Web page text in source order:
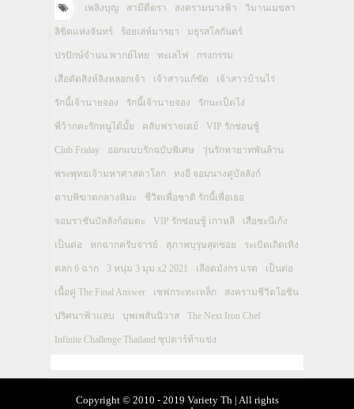
เพลิงบุญ สามีตีตรา สงครามนางฟ้า วิมานเมขลา
ลิขิตแห่งจันทร์ ร้อยเล่ห์มารยา มธุรสโลกันตร์
ปรปักษ์จำนน พากย์ไทย ทะเลไฟ กรงกรรม
เสือตัดสิงห์ลิงหลอกเจ้า เจ้าสาวแก้ขัด เจ้าสาวบ้านไร่
รักนี้เจ้านายจอง รักนี้เจ้านายจอง รักนะเป็ดโง่
พี่ว้ากคะรักหนูได้มั้ย คลับฟรายเดย์ VIP รักซ่อนชู้
Club Friday ออกแบบรักฉบับพิเศษ วุ่นรักทายาทพันล้าน
พระพุทธเจ้ามหาศาสดาโลก ทงอี จอมนางคู่บัลลังก์
ดาบพิฆาตกลางหิมะ ชีวิตเพื่อชาติ รักนี้เพื่อเธอ
จอมราชันบัลลังก์อมตะ VIP รักซ่อนชู้ เกาหลี เสือชะนีเก้ง
เป็นต่อ หกฉากครับจารย์ สุภาพบุรุษสุดซอย ระเบิดเถิดเทิง
ตลก 6 ฉาก 3 หนุ่ม 3 มุม x2 2021 เลือดมังกร แรด เป็นต่อ
เนื้อคู่ The Final Answer เชฟกระทะเหล็ก สงครามชีวิตโอชิน
ปริศนาฟ้าแลบ บุพเพสันนิวาส The Next Iron Chef
Infinite Challenge Thailand ซุปตาร์ท้าแข่ง
Copyright © 2010 - 2019 Variety Th | All rights